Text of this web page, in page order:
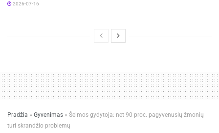
2026-07-16
Pradžia » Gyvenimas » Šeimos gydytoja: net 90 proc. pagyvenusių žmonių
turi skrandžio problemų